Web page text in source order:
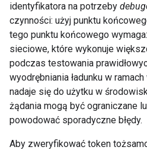
identyfikatora na potrzeby
czynności: użyj punktu
tego punktu końcowego
sieciowe, które wykonuje
podczas testowania
wyodrębniania ładunku w
nadaje się do użytku w
żądania mogą być ograniczane
powodować sporadyczne błędy.
Aby zweryfikować token